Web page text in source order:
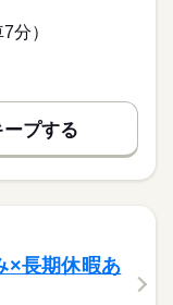
分）
女性
みんなで
続きを読む
ープする
×長期休暇あ